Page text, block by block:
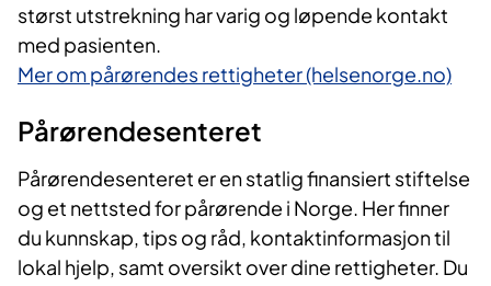
størst utstrekning har varig og løpende kontakt
med pasienten.
Mer om pårørendes rettigheter (helsenorge.no)
Pårørendesenteret
Pårørendesenteret er en statlig finansiert stiftelse
og et nettsted for pårørende i Norge. Her finner
du kunnskap, tips og råd, kontaktinformasjon til
lokal hjelp, samt oversikt over dine rettigheter. Du